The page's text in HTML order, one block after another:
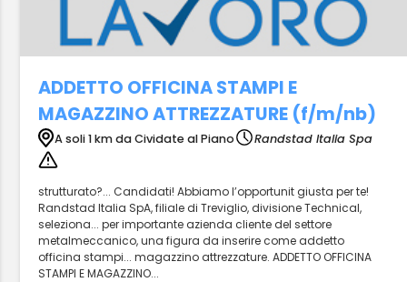
ADDETTO OFFICINA STAMPI E
MAGAZZINO ATTREZZATURE (f/m/nb)
A soli 1 km da Cividate al Piano Randstad Italia Spa
strutturato?... Candidati! Abbiamo l’opportunit giusta per te!
Randstad Italia SpA, filiale di Treviglio, divisione Technical,
seleziona... per importante azienda cliente del settore
metalmeccanico, una figura da inserire come addetto
officina stampi... magazzino attrezzature. ADDETTO OFFICINA
STAMPI E MAGAZZINO...